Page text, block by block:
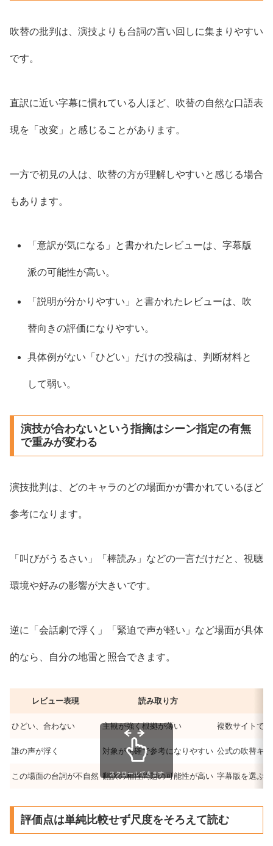
吹替の批判は、演技よりも台詞の言い回しに集まりやすい
です。
直訳に近い字幕に慣れている人ほど、吹替の自然な口語表
現を「改変」と感じることがあります。
一方で初見の人は、吹替の方が理解しやすいと感じる場合
もあります。
「意訳が気になる」と書かれたレビューは、字幕版
派の可能性が高い。
「説明が分かりやすい」と書かれたレビューは、吹
替向きの評価になりやすい。
具体例がない「ひどい」だけの投稿は、判断材料と
して弱い。
演技が合わないという指摘はシーン指定の有無
で重みが変わる
演技批判は、どのキャラのどの場面かが書かれているほど
参考になります。
「叫びがうるさい」「棒読み」などの一言だけだと、視聴
環境や好みの影響が大きいです。
逆に「会話劇で浮く」「緊迫で声が軽い」など場面が具体
的なら、自分の地雷と照合できます。
レビュー表現 読み取り方
ひどい、合わない 主観が強く根拠が薄い 複数サイトで
誰の声が浮く 対象が明確で参考になりやすい 公式の吹替キ
この場面の台詞が不自然 翻訳の相性問題の可能性が高い 字幕版を選ぶ
スクロールできます
評価点は単純比較せず尺度をそろえて読む